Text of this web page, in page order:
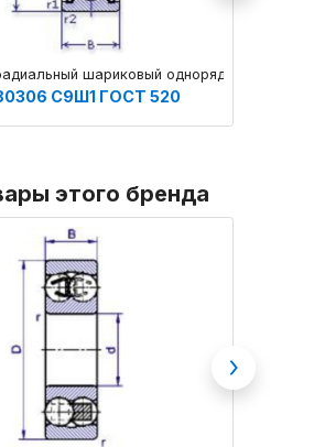
шариковый однорядный с
С9Ш1 ГОСТ 520
этого бренда
Next